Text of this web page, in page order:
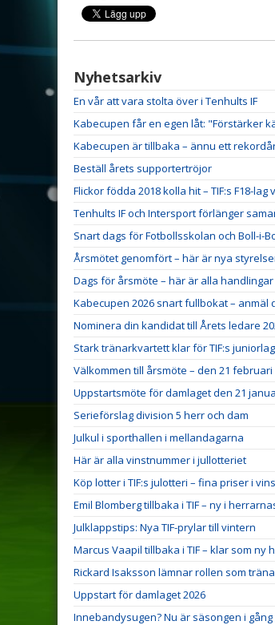
Nyhetsarkiv
En vår att vara stolta över i Tenhults IF
Kabecupen får en egen låt: "Förstärker
Kabecupen är tillbaka – ännu ett
Beställ årets supportertröjor
Flickor födda 2018 kolla hit – TIF:s F18-lag
Tenhults IF och Intersport förlänger
Snart dags för Fotbollsskolan och Boll-i-
Årsmötet genomfört – här är nya
Dags för årsmöte – här är alla handlingar
Kabecupen 2026 snart fullbokat – anmäl
Nominera din kandidat till Årets ledare
Stark tränarkvartett klar för TIF:s
Välkommen till årsmöte – den 21 februari
Uppstartsmöte för damlaget den 21
Serieförslag division 5 herr och dam
Julkul i sporthallen i mellandagarna
Här är alla vinstnummer i jullotteriet
Köp lotter i TIF:s julotteri – fina priser i
Emil Blomberg tillbaka i TIF – ny i
Julklappstips: Nya TIF-prylar till vintern
Marcus Vaapil tillbaka i TIF – klar som
Rickard Isaksson lämnar rollen som
Uppstart för damlaget 2026
Innebandysugen? Nu är säsongen i